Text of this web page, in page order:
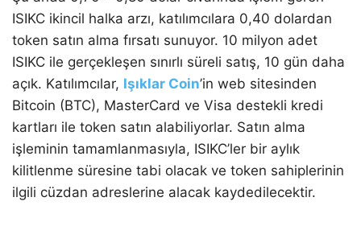
ISIKC ikincil halka arzı, katılımcılara 0,40 dolardan
token satın alma fırsatı sunuyor. 10 milyon adet
ISIKC ile gerçekleşen sınırlı süreli satış, 10 gün daha
açık. Katılımcılar, Işıklar Coin’in web sitesinden
Bitcoin (BTC), MasterCard ve Visa destekli kredi
kartları ile token satın alabiliyorlar. Satın alma
işleminin tamamlanmasıyla, ISIKC’ler bir aylık
kilitlenme süresine tabi olacak ve token sahiplerinin
ilgili cüzdan adreslerine alacak kaydedilecektir.